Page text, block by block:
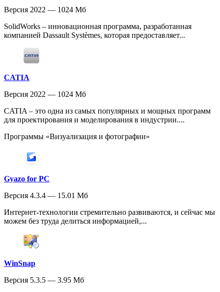
Версия 2022 — 1024 Мб
SolidWorks – инновационная программа, разработанная
компанией Dassault Systèmes, которая предоставляет...
CATIA
Версия 2022 — 1024 Мб
CATIA – это одна из самых популярных и мощных программ
для проектирования и моделирования в индустрии....
Программы «Визуализация и фотографии»
Gyazo for PC
Версия 4.3.4 — 15.01 Мб
Интернет-технологии стремительно развиваются, и сейчас мы
можем без труда делиться информацией,...
WinSnap
Версия 5.3.5 — 3.95 Мб